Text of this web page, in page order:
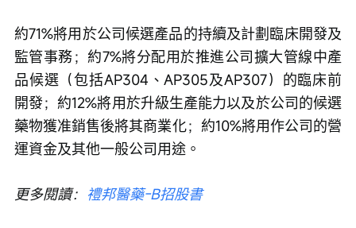
約71%將用於公司候選產品的持續及計劃臨床開發及
監管事務；約7%將分配用於推進公司擴大管線中產
品候選（包括AP304、AP305及AP307）的臨床前
開發；約12%將用於升級生產能力以及於公司的候選
藥物獲准銷售後將其商業化；約10%將用作公司的營
運資金及其他一般公司用途。
更多閱讀： 禮邦醫藥-B招股書